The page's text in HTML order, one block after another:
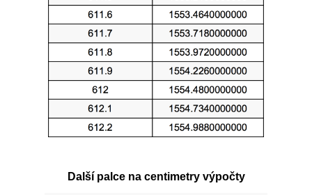
Další palce na centimetry výpočty